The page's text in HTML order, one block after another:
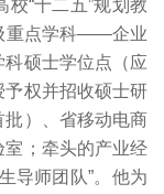
“十二五”规划教
重点学科——企业
硕士学位点（应
予权并招收硕士研
批）、省移动电商
；牵头的产业经
导师团队”。他为